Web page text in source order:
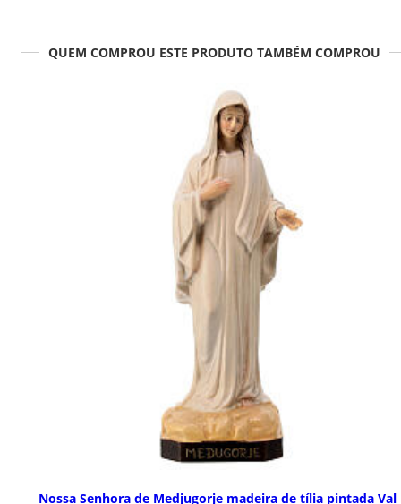
QUEM COMPROU ESTE PRODUTO TAMBÉM COMPROU
Nossa Senhora de Medjugorje madeira de tília pintada Val